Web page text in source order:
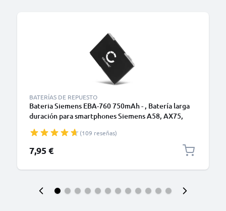
BATERÍAS DE REPUESTO
Bateria Siemens EBA-760 750mAh - , Batería larga
duración para smartphones Siemens A58, AX75,
CXV70
(109 reseñas)
7,95 €